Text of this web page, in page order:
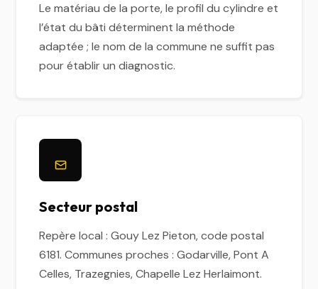
Le matériau de la porte, le profil du cylindre et
l’état du bâti déterminent la méthode
adaptée ; le nom de la commune ne suffit pas
pour établir un diagnostic.
Secteur postal
Repère local : Gouy Lez Pieton, code postal
6181. Communes proches : Godarville, Pont A
Celles, Trazegnies, Chapelle Lez Herlaimont.